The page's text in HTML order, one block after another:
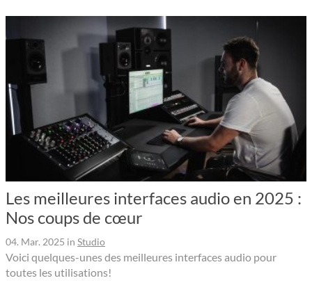
Les meilleures interfaces audio en 2025 :
Nos coups de cœur
04. Mar. 2025 in Studio
Voici quelques-unes des meilleures interfaces audio pour
toutes les utilisations!